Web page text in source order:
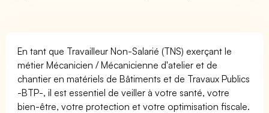
En tant que Travailleur Non-Salarié (TNS) exerçant le
métier Mécanicien / Mécanicienne d'atelier et de
chantier en matériels de Bâtiments et de Travaux Publics
-BTP-, il est essentiel de veiller à votre santé, votre
bien-être, votre protection et votre optimisation fiscale.